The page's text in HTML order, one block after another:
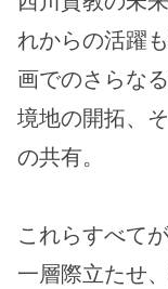
れからの活躍
画でのさらな
境地の開拓、
の共有。
これらすべて
一層際立たせ